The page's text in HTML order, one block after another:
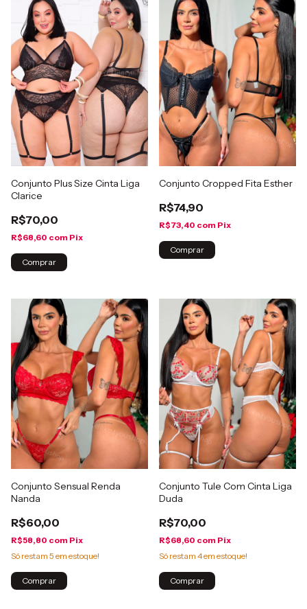
Conjunto Plus Size Cinta Liga
Clarice
R$70,00
R$68,60 com Pix
Comprar
Conjunto Cropped Fita Esther
R$74,90
R$73,40 com Pix
Comprar
Conjunto Sensual Renda
Nanda
R$60,00
R$58,80 com Pix
Só restam 5 em estoque!
Comprar
Conjunto Tule Com Cinta Liga
Duda
R$70,00
R$68,60 com Pix
Só restam 4em estoque!
Comprar